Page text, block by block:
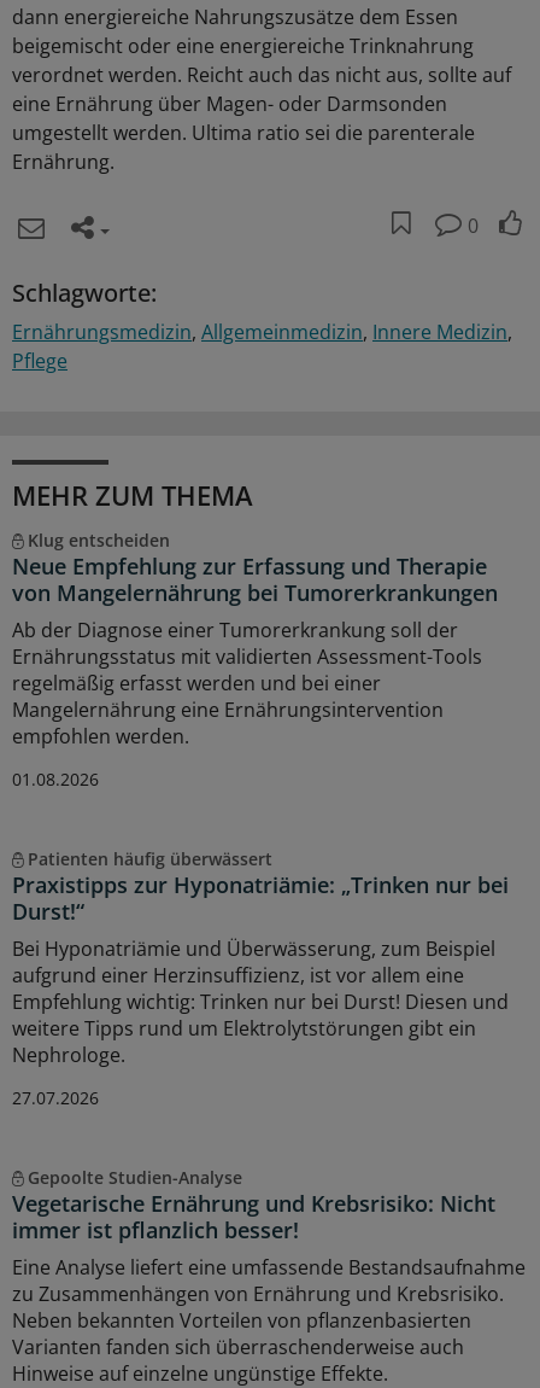
dann energiereiche Nahrungszusätze dem Essen
beigemischt oder eine energiereiche Trinknahrung
verordnet werden. Reicht auch das nicht aus, sollte auf
eine Ernährung über Magen- oder Darmsonden
umgestellt werden. Ultima ratio sei die parenterale
Ernährung.
0
Schlagworte:
Ernährungsmedizin Allgemeinmedizin Innere Medizin
Pflege
MEHR ZUM THEMA
Klug entscheiden
Neue Empfehlung zur Erfassung und Therapie
von Mangelernährung bei Tumorerkrankungen
Ab der Diagnose einer Tumorerkrankung soll der
Ernährungsstatus mit validierten Assessment-Tools
regelmäßig erfasst werden und bei einer
Mangelernährung eine Ernährungsintervention
empfohlen werden.
01.08.2026
Patienten häufig überwässert
Praxistipps zur Hyponatriämie: „Trinken nur bei
Durst!“
Bei Hyponatriämie und Überwässerung, zum Beispiel
aufgrund einer Herzinsuffizienz, ist vor allem eine
Empfehlung wichtig: Trinken nur bei Durst! Diesen und
weitere Tipps rund um Elektrolytstörungen gibt ein
Nephrologe.
27.07.2026
Gepoolte Studien-Analyse
Vegetarische Ernährung und Krebsrisiko: Nicht
immer ist pflanzlich besser!
Eine Analyse liefert eine umfassende Bestandsaufnahme
zu Zusammenhängen von Ernährung und Krebsrisiko.
Neben bekannten Vorteilen von pflanzenbasierten
Varianten fanden sich überraschenderweise auch
Hinweise auf einzelne ungünstige Effekte.